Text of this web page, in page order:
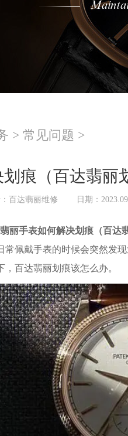
> 常见问题 >
痕（百达翡丽
百达翡丽维修 日期：
丽手表如何解决划痕（百达
常佩戴手表的时候会突然发
，百达翡丽划痕该怎么办。